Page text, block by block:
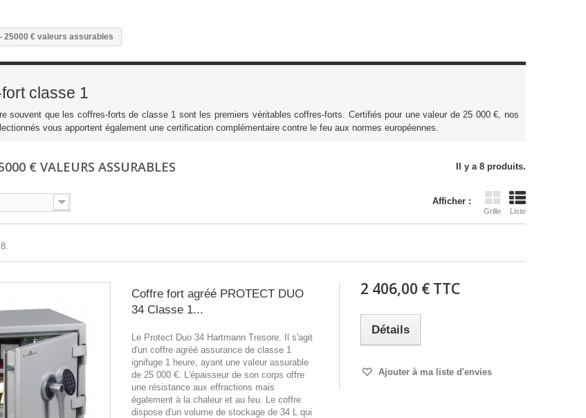
25000 € valeurs assurables
classe 1
souvent que les coffres-forts de classe 1 sont les premiers véritables coffres-forts. Certifiés pour une valeur de 25 000 €, nos
vous apportent également une certification complémentaire contre le feu aux normes européennes.
€ VALEURS ASSURABLES Il y a 8 produits.
Afficher :
Grille Liste
Coffre fort agréé PROTECT DUO
34 Classe 1...
Le Protect Duo 34 Hartmann Tresore. Il s'agit
d'un coffre agréé assurance de classe 1
ignifuge 1 heure, ayant une valeur assurable
de 25 000 €. L'épaisseur de son corps offre
une résistance aux effractions mais
également à la chaleur et au feu. Le coffre
dispose d'un volume de stockage de 34 L qui
2 406,00 € TTC
Détails
Ajouter à ma liste d'envies